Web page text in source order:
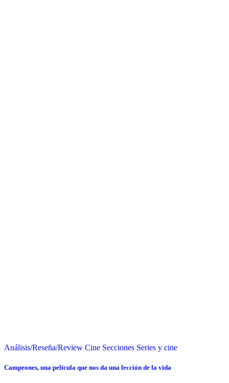
Análisis/Reseña/Review Cine Secciones Series y cine
Campeones, una película que nos da una lección de la vida